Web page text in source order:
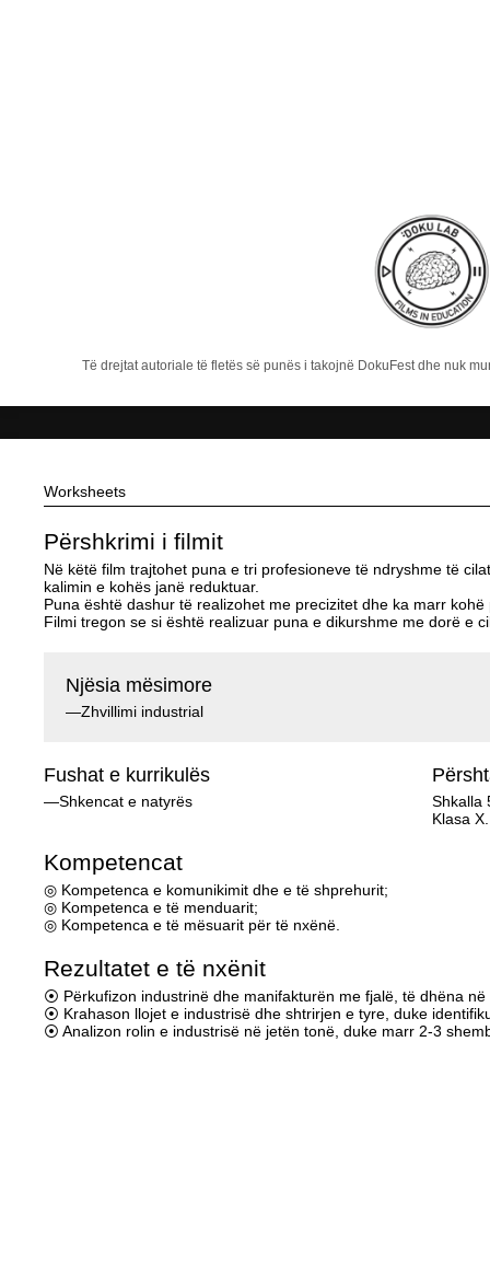
Të drejtat autoriale të fletës së punës i takojnë DokuFest dhe nuk
Worksheets
Përshkrimi i filmit
Në këtë film trajtohet puna e tri profesioneve të ndryshme të
kalimin e kohës janë reduktuar.
Puna është dashur të realizohet me precizitet dhe ka marr kohë
Filmi tregon se si është realizuar puna e dikurshme me dorë e
Njësia mësimore
—Zhvillimi industrial
Fushat e kurrikulës
—Shkencat e natyrës
Shkalla
Klasa X.
Kompetencat
◎ Kompetenca e komunikimit dhe e të shprehurit;
◎ Kompetenca e të menduarit;
◎ Kompetenca e të mësuarit për të nxënë.
Rezultatet e të nxënit
⦿ Përkufizon industrinë dhe manifakturën me fjalë, të dhëna në
⦿ Krahason llojet e industrisë dhe shtrirjen e tyre, duke
⦿ Analizon rolin e industrisë në jetën tonë, duke marr 2-3